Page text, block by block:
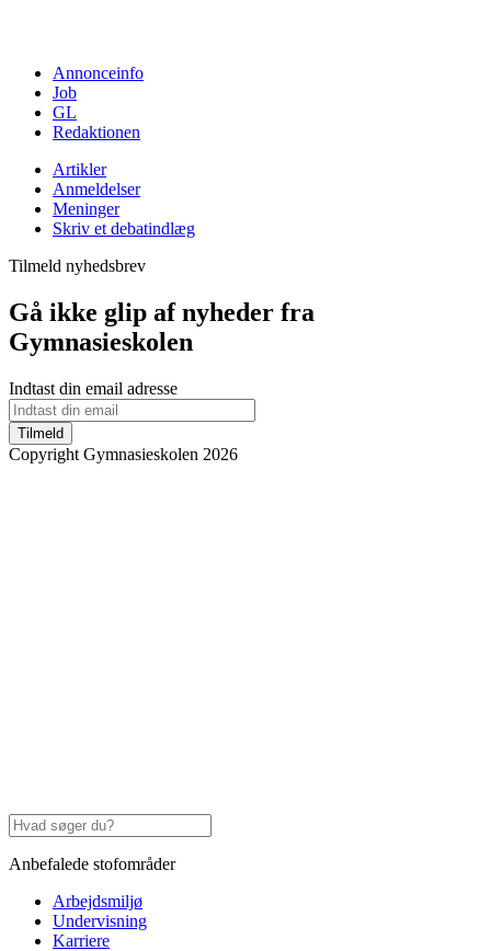
Annonceinfo
Job
GL
Redaktionen
Artikler
Anmeldelser
Meninger
Skriv et debatindlæg
Tilmeld nyhedsbrev
Gå ikke glip af nyheder fra
Gymnasieskolen
Indtast din email adresse
Tilmeld
Copyright Gymnasieskolen 2026
Anbefalede stofområder
Arbejdsmiljø
Undervisning
Karriere